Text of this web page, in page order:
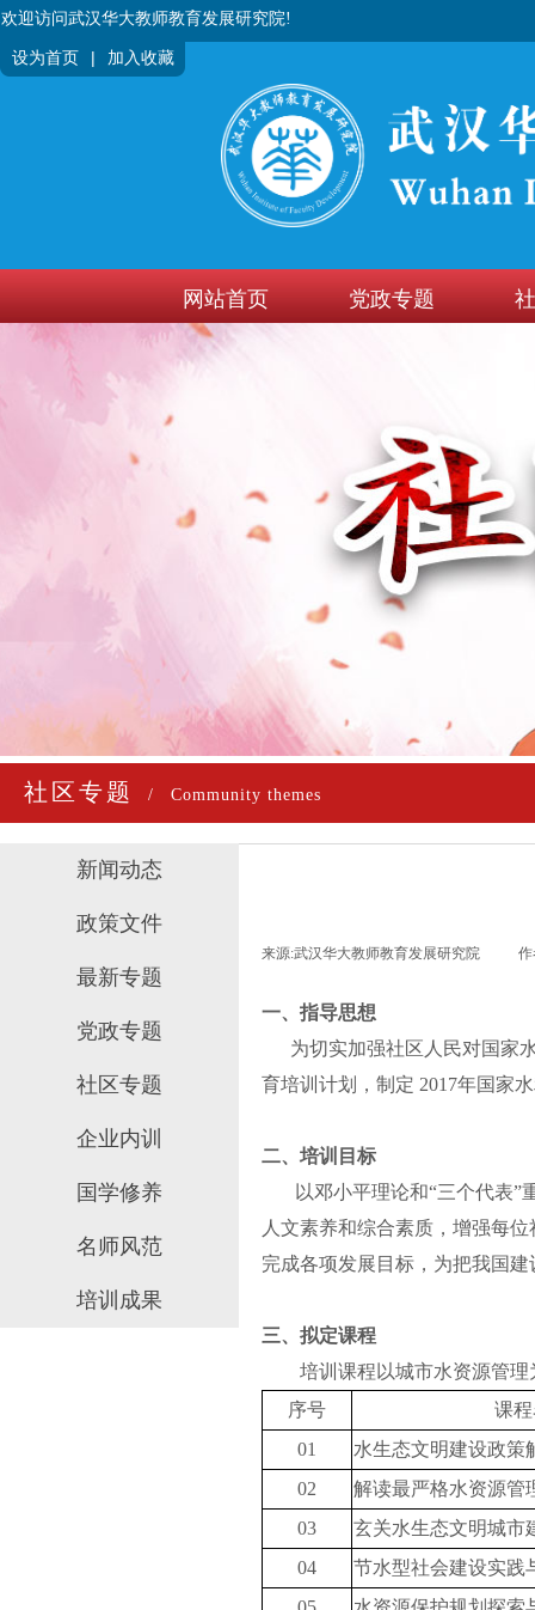
欢迎访问武汉华大教师教育发展研究院!
设为首页 | 加入收藏
网站首页 党政专题
社区专题 / Community themes
新闻动态
政策文件
最新专题
党政专题
社区专题
企业内训
国学修养
名师风范
培训成果
来源:武汉华大教师教育发展研究院 作
一、 指导思想
为切实加强社区人民对国家水
育培训计划，制定 2017年国家
二、培训目标
以邓小平理论和“三个代表”
人文素养和综合素质，增强每
完成各项发展目标，为把我国
三、拟定课程
培训课程以城市水资源管
序号
课
01
水生态文明建设政策
02
解读最严格水资源管
03
玄关水生态文明城市
04
节水型社会建设实践